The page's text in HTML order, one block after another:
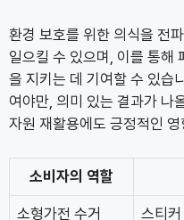
환경 보호를 위한 의식을 전
일으킬 수 있으며, 이를 통해
을 지키는 데 기여할 수 있습
여야만, 의미 있는 결과가 나
자원 재활용에도 긍정적인
소비자의 역할
소형가전 수거 스티